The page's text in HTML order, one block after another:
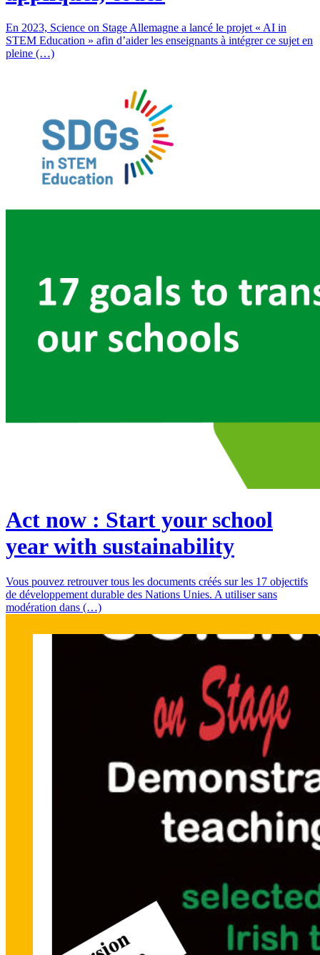
En 2023, Science on Stage Allemagne a lancé le projet « AI in
STEM Education » afin d’aider les enseignants à intégrer ce sujet en
pleine (…)
Act now : Start your school
year with sustainability
Vous pouvez retrouver tous les documents créés sur les 17 objectifs
de développement durable des Nations Unies. A utiliser sans
modération dans (…)